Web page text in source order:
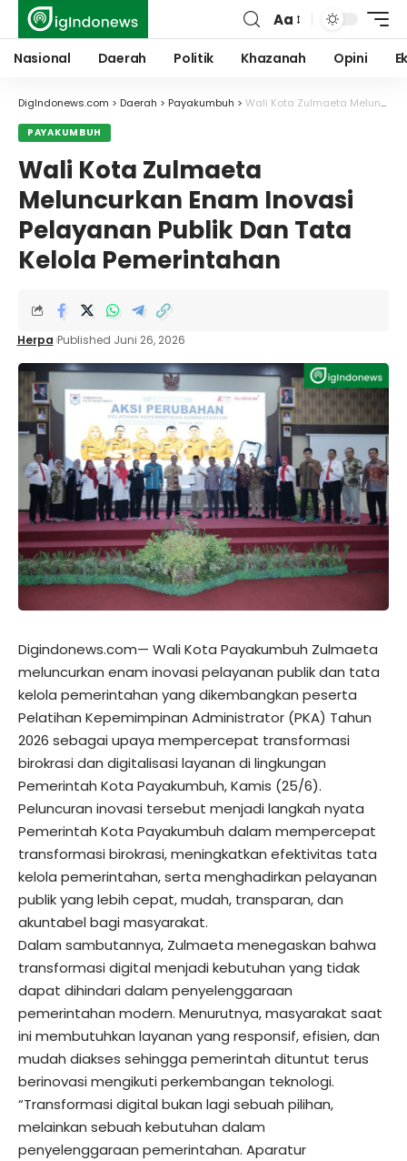
Font
Resizer
Aa
Nasional Daerah Politik Khazanah Opini
DigIndonews.com > Daerah > Payakumbuh > Wali Kota Zulmaeta Meluncurkan Enam Inovasi Pelayanan Publik Dan Tata Kelola Pemerintahan
PAYAKUMBUH
Wali Kota Zulmaeta
Meluncurkan Enam Inovasi
Pelayanan Publik Dan Tata
Kelola Pemerintahan
Herpa Published Juni 26, 2026
Digindonews.com— Wali Kota Payakumbuh Zulmaeta
meluncurkan enam inovasi pelayanan publik dan tata
kelola pemerintahan yang dikembangkan peserta
Pelatihan Kepemimpinan Administrator (PKA) Tahun
2026 sebagai upaya mempercepat transformasi
birokrasi dan digitalisasi layanan di lingkungan
Pemerintah Kota Payakumbuh, Kamis (25/6).
Peluncuran inovasi tersebut menjadi langkah nyata
Pemerintah Kota Payakumbuh dalam mempercepat
transformasi birokrasi, meningkatkan efektivitas tata
kelola pemerintahan, serta menghadirkan pelayanan
publik yang lebih cepat, mudah, transparan, dan
akuntabel bagi masyarakat.
Dalam sambutannya, Zulmaeta menegaskan bahwa
transformasi digital menjadi kebutuhan yang tidak
dapat dihindari dalam penyelenggaraan
pemerintahan modern. Menurutnya, masyarakat saat
ini membutuhkan layanan yang responsif, efisien, dan
mudah diakses sehingga pemerintah dituntut terus
berinovasi mengikuti perkembangan teknologi.
“Transformasi digital bukan lagi sebuah pilihan,
melainkan sebuah kebutuhan dalam
penyelenggaraan pemerintahan. Aparatur